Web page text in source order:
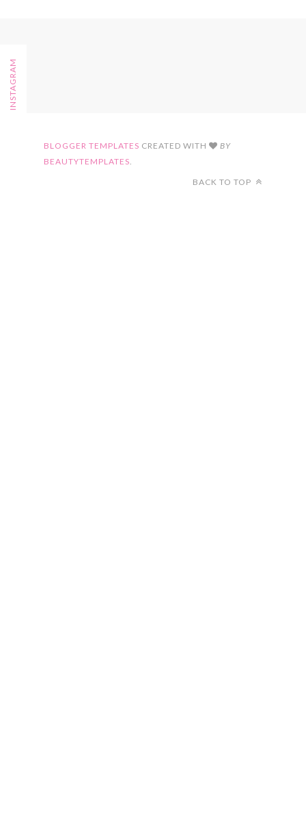
FOLLOW ON INSTAGRAM BLOGGER TEMPLATES CREATED WITH
BY
BEAUTYTEMPLATES
BACK TO TOP